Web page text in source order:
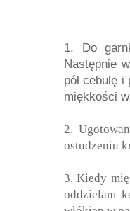
1. Do
Następnie
pół cebulę
miękkości
2.
ostudzeniu
3. Kiedy
oddzielam